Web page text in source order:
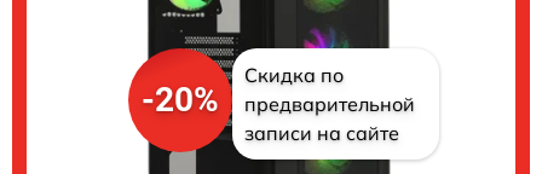
-20%
Скидка по
предварительной
записи на сайте